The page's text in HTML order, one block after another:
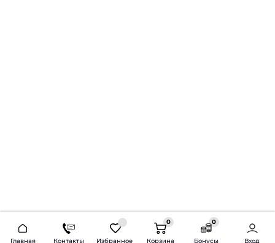
Главная Контакты Избранное
0
Корзина
0
Бонусы Вход
2026 © Продажа и установка автозвука.